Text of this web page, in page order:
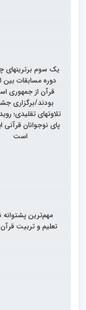
یک سوم برترینهای
دوره مسابقات بین
قرآن از جمهوری
بودند/برگزاری
تلاوتهای تقلیدی؛
پای نوجوانان قرآنی
است
مهم‌ترین پشتوانه
تعلیم و تربیت